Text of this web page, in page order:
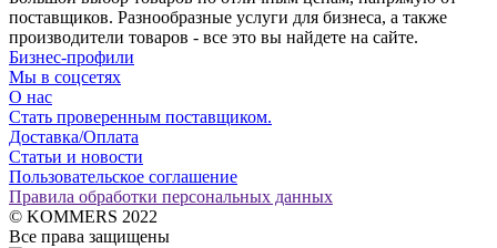
поставщиков. Разнообразные услуги для бизнеса, а также
производители товаров - все это вы найдете на сайте.
Бизнес-профили
Мы в соцсетях
О нас
Стать проверенным поставщиком.
Доставка/Оплата
Статьи и новости
Пользовательское соглашение
Правила обработки персональных данных
© KOMMERS 2022
Все права защищены